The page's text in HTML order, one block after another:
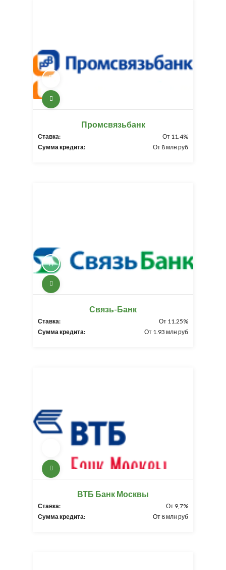
Промсвязьбанк
Ставка:
От 11.4%
Сумма кредита:
От 8 млн руб
Связь-Банк
Ставка:
От 11.25%
Сумма кредита:
От 1.93 млн руб
ВТБ Банк Москвы
Ставка:
От 9,7%
Сумма кредита:
От 8 млн руб